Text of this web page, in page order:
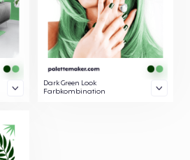
Dark Green Look
Farbkombination